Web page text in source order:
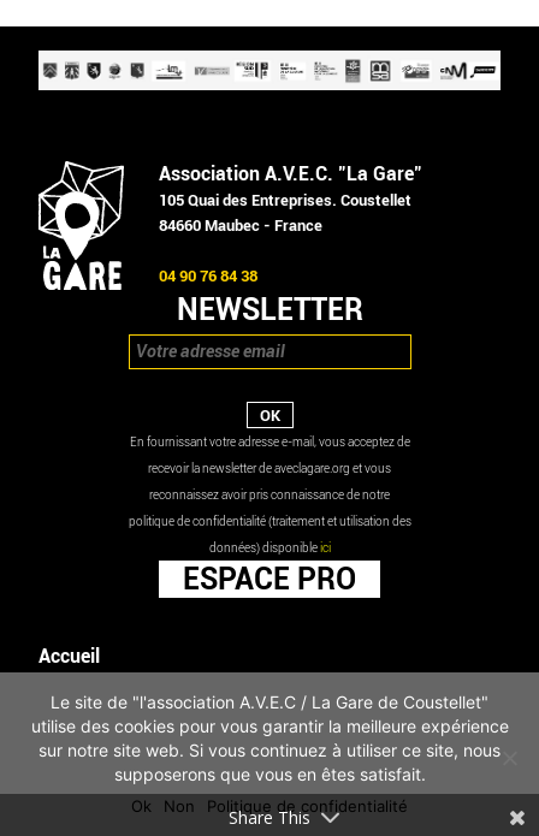
Association A.V.E.C. "La Gare"
105 Quai des Entreprises. Coustellet
84660 Maubec - France
04 90 76 84 38
NEWSLETTER
En fournissant votre adresse e-mail, vous acceptez de
recevoir la newsletter de aveclagare.org et vous
reconnaissez avoir pris connaissance de notre
politique de confidentialité (traitement et utilisation des
données) disponibleici
ESPACE PRO
Accueil
Les actualités
Mentions légales
Infos pratiques
Politique de confidentialité
Share This
Le site de "l'association A.V.E.C / La Gare de Coustellet"
utilise des cookies pour vous garantir la meilleure expérience
sur notre site web. Si vous continuez à utiliser ce site, nous
supposerons que vous en êtes satisfait.
Ok Non Politique de confidentialité